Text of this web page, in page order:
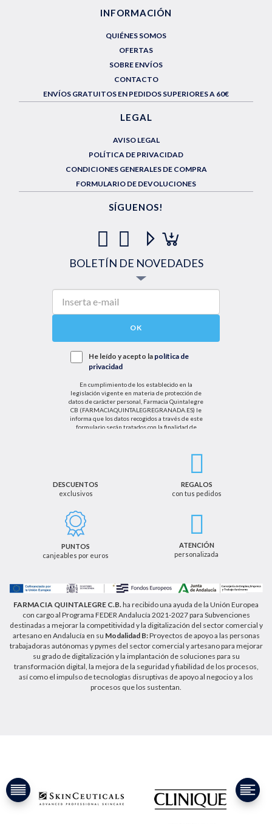
INFORMACIÓN
QUIÉNES SOMOS
OFERTAS
SOBRE ENVÍOS
CONTACTO
ENVÍOS GRATUITOS EN PEDIDOS SUPERIORES A 60€
LEGAL
AVISO LEGAL
POLÍTICA DE PRIVACIDAD
CONDICIONES GENERALES DE COMPRA
FORMULARIO DE DEVOLUCIONES
SÍGUENOS!
BOLETÍN DE NOVEDADES
OK
He leído y acepto la política de
privacidad
En cumplimiento de los establecido en la
legislación vigente en materia de protección de
datos de carácter personal, Farmacia Quintalegre
CB (FARMACIAQUINTALEGREGRANADA.ES) le
informa que los datos recogidos a través de este
formulario serán tratados con la finalidad de
el tratamiento de sus datos personales se basará
cancelación u oposición, así como los derechos
adicionales que le asisten a través de la dirección
de email info@farmaciaquintalegregranada.es, así
como a través de los medios detallados en la
información adicional sobre nuestra política de
privacidad que puede consultar en la dirección web
DESCUENTOS
exclusivos
REGALOS
con tus pedidos
PUNTOS
canjeables por euros
ATENCIÓN
personalizada
FARMACIA QUINTALEGRE C.B.ha recibido una ayuda de la Unión Europea
con cargo al Programa FEDER Andalucía 2021-2027 para Subvenciones
destinadas a mejorar la competitividad y la digitalización del sector comercial y
artesano en Andalucía en su Modalidad B:Proyectos de apoyo a las personas
trabajadoras autónomas y pymes del sector comercial y artesano para mejorar
su grado de digitalización y la implantación de soluciones para su
transformación digital, la mejora de la seguridad y fiabilidad de los procesos,
así como el impulso de tecnologías disruptivas de apoyo al negocio y a los
procesos que los sustentan.